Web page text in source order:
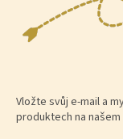
Vložte svůj e-mail a
produktech na našem